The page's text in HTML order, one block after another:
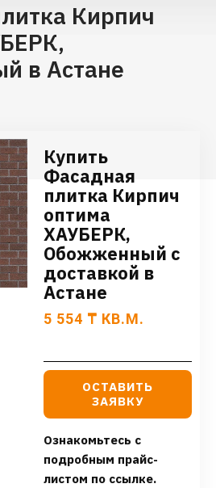
Кирпич
в Астане
Купить
Фасадная
плитка Кирпич
оптима
ХАУБЕРК,
Обожженный с
доставкой в
Астане
5 554 ₸ КВ.М.
ОСТАВИТЬ
ЗАЯВКУ
Ознакомьтесь с
подробным прайс-
листом по ссылке.